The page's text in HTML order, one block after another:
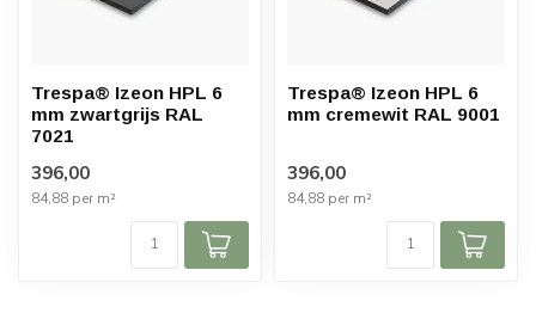
Trespa® Izeon HPL 6
mm zwartgrijs RAL
7021
396,00
84,88 per m²
Trespa® Izeon HPL 6
mm cremewit RAL 9001
396,00
84,88 per m²